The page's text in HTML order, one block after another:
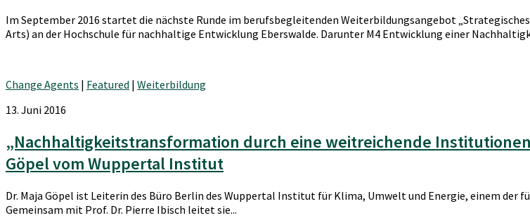
Im September 2016 startet die nächste Runde im berufsbegleitenden Weiterbildungsangebot
Arts) an der Hochschule für nachhaltige Entwicklung Eberswalde. Darunter M4 Entwicklung einer
Change Agents | Featured | Weiterbildung
13. Juni 2016
„Nachhaltigkeitstransformation durch eine weitreichende
Göpel vom Wuppertal Institut
Dr. Maja Göpel ist Leiterin des Büro Berlin des Wuppertal Institut für Klima, Umwelt und Energie, einem
Gemeinsam mit Prof. Dr. Pierre Ibisch leitet sie...